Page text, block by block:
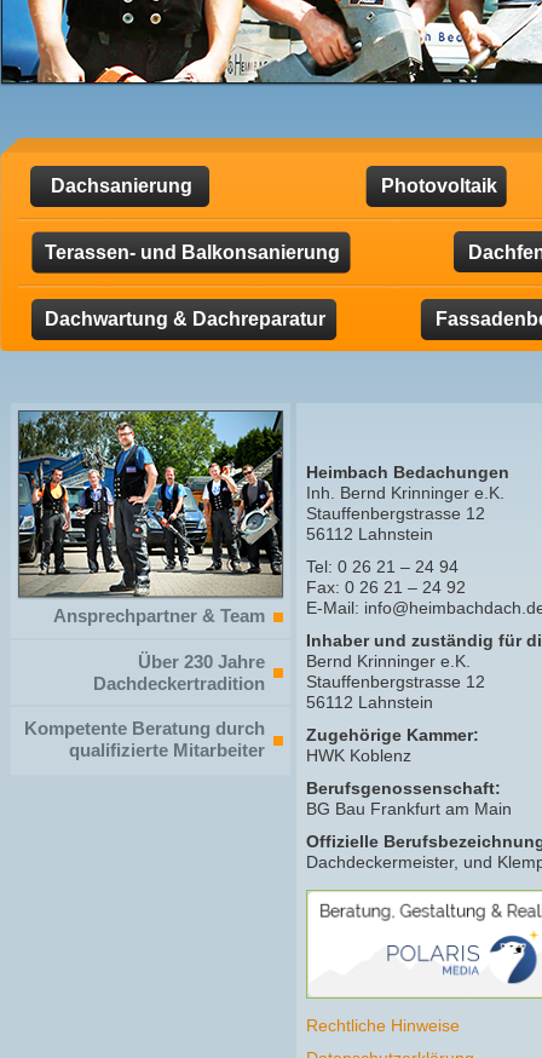
Dachsanierung Photovoltaik
Terassen- und Balkonsanierung
Dachwartung & Dachreparatur
Ansprechpartner & Team
Über 230 Jahre
Dachdeckertradition
Kompetente Beratung durch
qualifizierte Mitarbeiter
Heimbach Bedachungen
Inh. Bernd Krinninger e.K.
Stauffenbergstrasse 12
56112 Lahnstein
Tel: 0 26 21 – 24 94
Fax: 0 26 21 – 24 92
E-Mail:
Inhaber und zuständig für
Bernd Krinninger e.K.
Stauffenbergstrasse 12
56112 Lahnstein
Zugehörige Kammer:
HWK Koblenz
Berufsgenossenschaft:
BG Bau Frankfurt am Main
Offizielle
Dachdeckermeister, und
Rechtliche Hinweise